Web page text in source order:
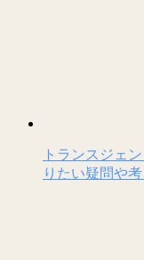
トランスジェ
りたい疑問や